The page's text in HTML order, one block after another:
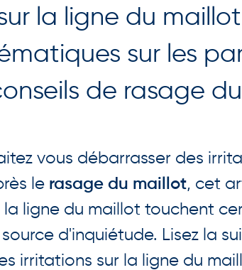
la ligne du
sur les
de rasage
vous débarrasser des
le rasage du maillot, cet
la ligne du maillot touchent
d'inquiétude. Lisez la
irritations sur la ligne du